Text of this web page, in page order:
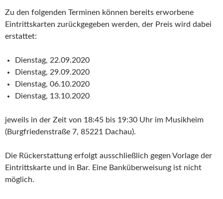
Zu den folgenden Terminen können bereits erworbene
Eintrittskarten zurückgegeben werden, der Preis wird dabei
erstattet:
Dienstag, 22.09.2020
Dienstag, 29.09.2020
Dienstag, 06.10.2020
Dienstag, 13.10.2020
jeweils in der Zeit von 18:45 bis 19:30 Uhr im Musikheim
(Burgfriedenstraße 7, 85221 Dachau).
Die Rückerstattung erfolgt ausschließlich gegen Vorlage der
Eintrittskarte und in Bar. Eine Banküberweisung ist nicht
möglich.